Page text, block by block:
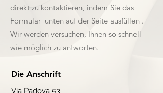
direkt zu kontaktieren, indem Sie das
Formular unten auf der Seite ausfüllen .
Wir werden versuchen, Ihnen so schnell
wie möglich zu antworten.
Die Anschrift
Via Padova 53